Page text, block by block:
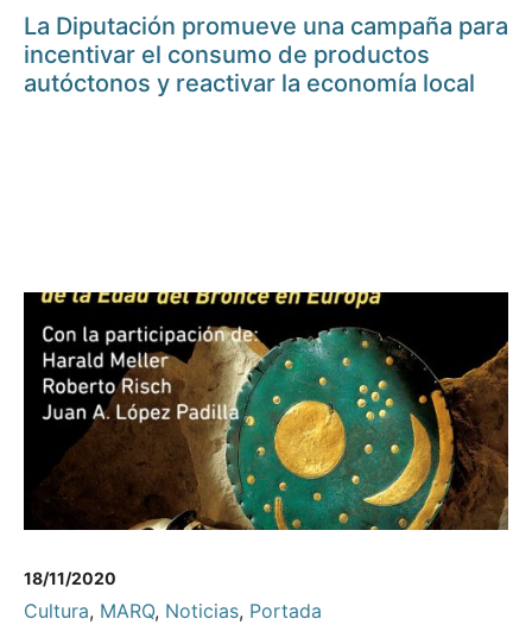
La Diputación promueve una campaña para
incentivar el consumo de productos
autóctonos y reactivar la economía local
18/11/2020
Cultura, MARQ, Noticias, Portada